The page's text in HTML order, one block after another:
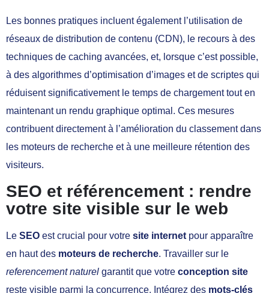
Les bonnes pratiques incluent également l’utilisation de
réseaux de distribution de contenu (CDN), le recours à des
techniques de caching avancées, et, lorsque c’est possible,
à des algorithmes d’optimisation d’images et de scriptes qui
réduisent significativement le temps de chargement tout en
maintenant un rendu graphique optimal. Ces mesures
contribuent directement à l’amélioration du classement dans
les moteurs de recherche et à une meilleure rétention des
visiteurs.
SEO et référencement : rendre
votre site visible sur le web
Le SEO est crucial pour votre site internet pour apparaître
en haut des moteurs de recherche. Travailler sur le
referencement naturel garantit que votre conception site
reste visible parmi la concurrence. Intégrez des mots-clés